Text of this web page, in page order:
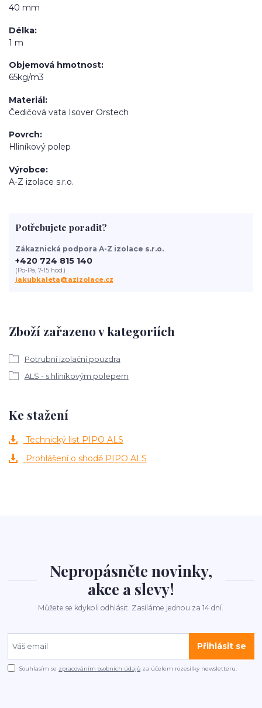
40 mm
Délka
1 m
Objemová hmotnost
65kg/m3
Materiál
Čedičová vata Isover Orstech
Povrch
Hliníkový polep
Výrobce
A-Z izolace s.r.o.
Zboží zařazeno v kategoriích
Potrubní izolační pouzdra
ALS - s hliníkovým polepem
Potřebujete poradit?
Zákaznická podpora A-Z izolace s.r.o.
+420 724 815 140
(Po-Pá, 7-15 hod.)
jakubkaleta@azizolace.cz
Ke stažení
Technický list PIPO ALS
Prohlášení o shodě PIPO ALS
Nepropásněte novinky,
akce a slevy!
Můžete se kdykoli odhlásit. Zasíláme jednou za 14 dní.
Přihlásit se
Souhlasím se zpracováním osobních údajů za účelem rozesílky newsletteru.